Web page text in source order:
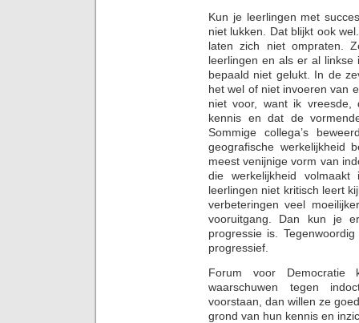
Kun je leerlingen met
niet lukken. Dat blijkt ook
laten zich niet ompraten.
leerlingen en als er al linkse
bepaald niet gelukt. In de
het wel of niet invoeren van
niet voor, want ik
kennis en dat de
Sommige collega’s
geografische werkelijkheid
meest venijnige vorm van
die werkelijkheid
leerlingen niet kritisch leert
verbeteringen veel
vooruitgang. Dan kun je
progressie is.
progressief.
Forum voor
waarschuwen tegen
voorstaan, dan willen ze
grond van hun kennis en